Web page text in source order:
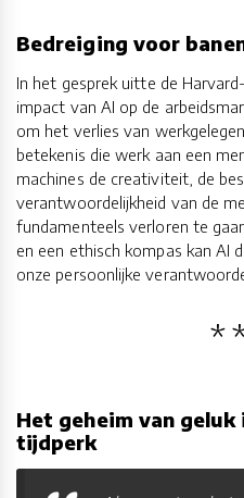
Bedreiging voor
In het gesprek uitte de
impact van AI op de
om het verlies van
betekenis die werk aan een
machines de creativiteit, de
verantwoordelijkheid van de
fundamenteels verloren te
en een ethisch kompas kan AI
onze persoonlijke
Het geheim van
tijdperk